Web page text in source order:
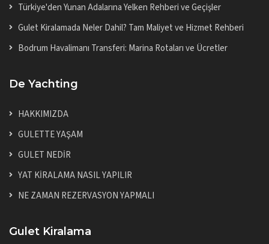
Türkiye'den Yunan Adalarına Yelken Rehberi ve Geçişler
Gulet Kiralamada Neler Dahil? Tam Maliyet ve Hizmet Rehberi
Bodrum Havalimanı Transferi: Marina Rotaları ve Ücretler
De Yachting
HAKKIMIZDA
GULETTE YAŞAM
GULET NEDİR
YAT KİRALAMA NASIL YAPILIR
NE ZAMAN REZERVASYON YAPMALI
Gulet Kiralama